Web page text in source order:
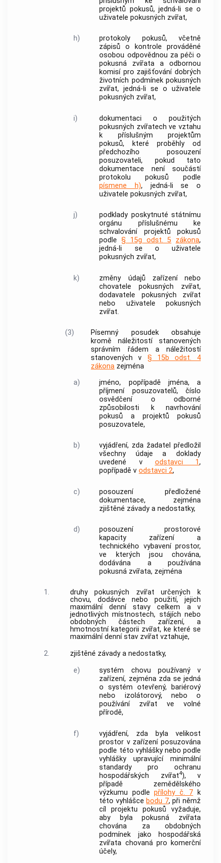
projektů pokusů, jedná-li se o
uživatele pokusných zvířat,
h)
protokoly pokusů, včetně
zápisů o kontrole prováděné
osobou odpovědnou za péči o
pokusná zvířata a odbornou
komisí pro zajišťování dobrých
životních podmínek pokusných
zvířat, jedná-li se o uživatele
pokusných zvířat,
i)
dokumentaci o použitých
pokusných zvířatech ve vztahu
k příslušným projektům
pokusů, které proběhly od
předchozího posouzení
posuzovateli, pokud tato
dokumentace není součástí
protokolu pokusů podle
písmene h), jedná-li se o
uživatele pokusných zvířat,
j)
podklady poskytnuté státnímu
orgánu příslušnému ke
schvalování projektů pokusů
podle§ 15g odst. 5 zákona,
jedná-li se o uživatele
pokusných zvířat,
k)
změny údajů zařízení nebo
chovatele pokusných zvířat,
dodavatele pokusných zvířat
nebo uživatele pokusných
zvířat.
(3)
Písemný posudek obsahuje
kromě náležitostí stanovených
správním řádem a náležitostí
stanovených v § 15b odst. 4
zákona zejména
a)
jméno, popřípadě jména, a
příjmení posuzovatelů, číslo
osvědčení o odborné
způsobilosti k navrhování
pokusů aprojektů pokusů
posuzovatele,
b)
vyjádření, zda žadatel předložil
všechny údaje a doklady
uvedené v odstavci 1,
popřípadě vodstavci 2,
c)
posouzení předložené
dokumentace, zejména
zjištěné závady a nedostatky,
d)
posouzení prostorové
kapacity zařízenía
technického vybavení prostor,
ve kterých jsou chována,
dodávána a používána
pokusná zvířata, zejména
1. druhy pokusných zvířat určených k
chovu, dodávce nebo použití, jejich
maximální denní stavy celkem a v
jednotlivých místnostech, stájích nebo
obdobných částech zařízení, a
hmotnostní kategorii zvířat, ke které se
maximální denní stav zvířat vztahuje,
2.
zjištěné závady a nedostatky,
e)
systém chovu používaný v
zařízení, zejména zda se jedná
o systém otevřený, bariérový
nebo izolátorový, nebo o
používání zvířat ve volné
přírodě,
f)
vyjádření, zda byla velikost
prostor v zařízeníposuzována
podle této vyhlášky nebo podle
vyhlášky upravující minimální
standardy pro ochranu
hospodářských zvířat4), v
případě zemědělského
výzkumu podlepřílohy č. 7 k
této vyhlášce bodu 7, při němž
cílprojektu pokusů vyžaduje,
aby byla pokusná zvířata
chována za obdobných
podmínek jako
hospodářská
zvířata chovaná pro komerční
účely,